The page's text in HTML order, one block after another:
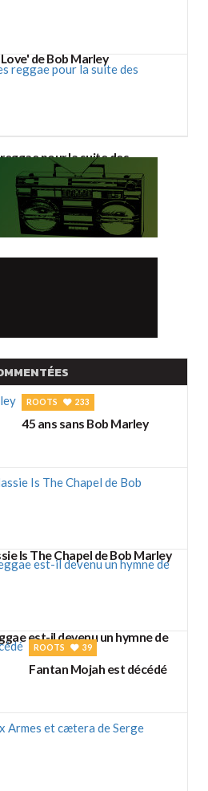
de Bob Marley
pour la suite des
ROOTS 233
45 ans sans Bob Marley
Is The Chapel de Bob Marley
est-il devenu un hymne de
ROOTS 39
Fantan Mojah est décédé